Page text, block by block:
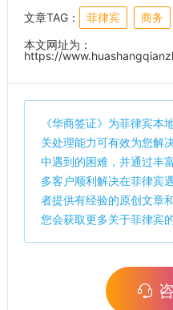
文章TAG： 菲律宾 商务
本文网址为：
https://
《华商签证》为菲律宾本
关处理能力可有效为您解
中遇到的困难，并通过丰
多客户顺利解决在菲律宾
者提供有经验的原创文章
您会获取更多关于菲律宾